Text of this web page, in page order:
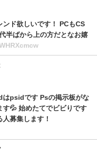
ンド欲しいです！ PCもCS
半ばから上の方だとなお嬉
はpsidです Psの掲示板がな
す💦 始めたてでビビりです
募集します！